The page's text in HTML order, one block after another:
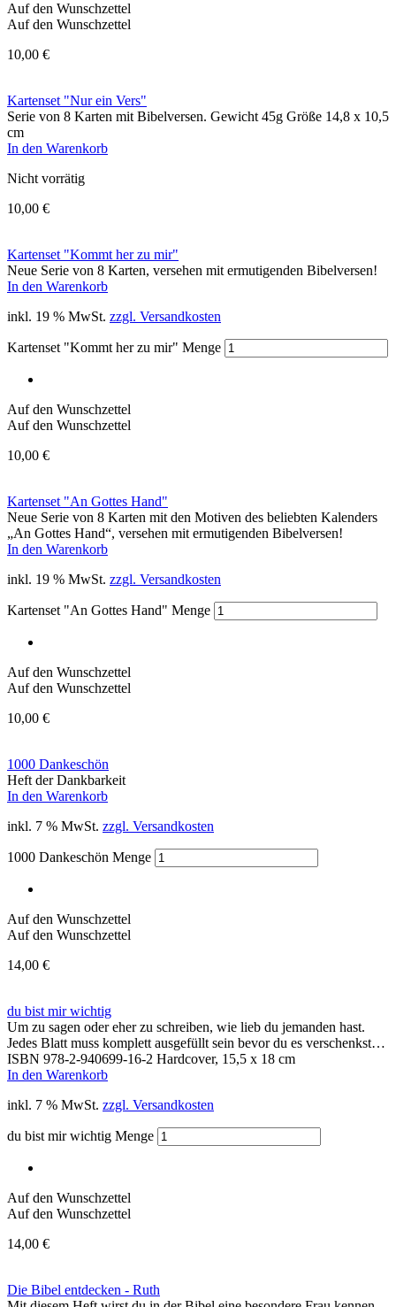
Auf den Wunschzettel
Auf den Wunschzettel
10,00 €
Kartenset "Nur ein Vers"
Serie von 8 Karten mit Bibelversen. Gewicht 45g Größe 14,8 x 10,5
cm
In den Warenkorb
Nicht vorrätig
10,00 €
Kartenset "Kommt her zu mir"
Neue Serie von 8 Karten, versehen mit ermutigenden Bibelversen!
In den Warenkorb
inkl. 19 % MwSt. zzgl. Versandkosten
Kartenset "Kommt her zu mir" Menge
Auf den Wunschzettel
Auf den Wunschzettel
10,00 €
Kartenset "An Gottes Hand"
Neue Serie von 8 Karten mit den Motiven des beliebten Kalenders
„An Gottes Hand“, versehen mit ermutigenden Bibelversen!
In den Warenkorb
inkl. 19 % MwSt. zzgl. Versandkosten
Kartenset "An Gottes Hand" Menge
Auf den Wunschzettel
Auf den Wunschzettel
10,00 €
1000 Dankeschön
Heft der Dankbarkeit
In den Warenkorb
inkl. 7 % MwSt. zzgl. Versandkosten
1000 Dankeschön Menge
Auf den Wunschzettel
Auf den Wunschzettel
14,00 €
du bist mir wichtig
Um zu sagen oder eher zu schreiben, wie lieb du jemanden hast.
Jedes Blatt muss komplett ausgefüllt sein bevor du es verschenkst…
ISBN 978-2-940699-16-2 Hardcover, 15,5 x 18 cm
In den Warenkorb
inkl. 7 % MwSt. zzgl. Versandkosten
du bist mir wichtig Menge
Auf den Wunschzettel
Auf den Wunschzettel
14,00 €
Die Bibel entdecken - Ruth